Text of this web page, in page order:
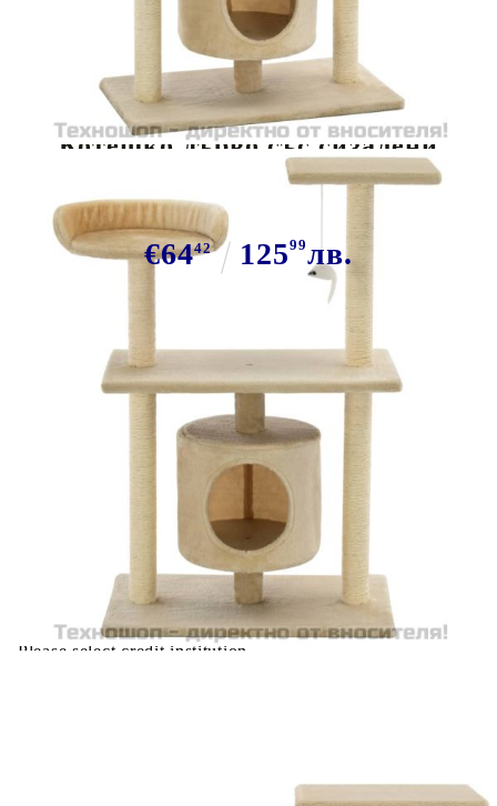
Tweet
Котешко дърво със сизалени
стълбове, 95 см, бежово
€6442 12599лв.
Време за доставка: 5 до 9 дни
Безплатна доставка до адрес при плащане по банков път
Купи на изплащане
Credit calculator
Котешко дърво със сизалени стълбове, 95 см, бежово
Please select credit institution